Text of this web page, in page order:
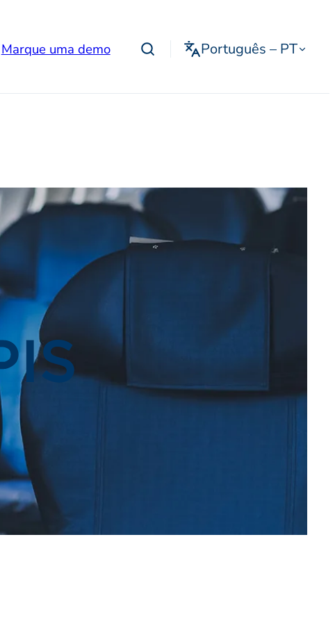
Marque uma demo Português – PT